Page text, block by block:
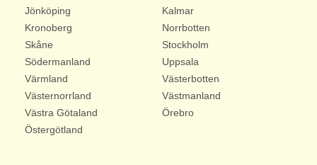
Jönköping
Kalmar
Kronoberg
Norrbotten
Skåne
Stockholm
Södermanland
Uppsala
Värmland
Västerbotten
Västernorrland
Västmanland
Västra Götaland
Örebro
Östergötland